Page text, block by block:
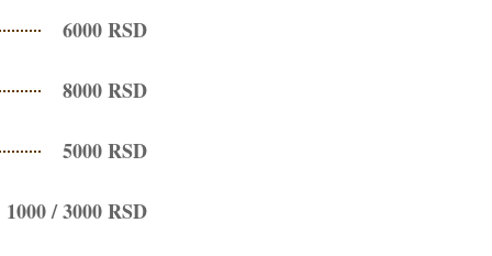
6000 RSD
8000 RSD
5000 RSD
1000 / 3000 RSD